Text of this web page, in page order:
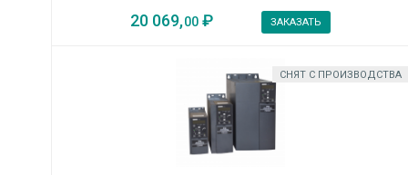
20 069,00 ₽ ЗАКАЗАТЬ
СНЯТ С ПРОИЗВОДСТВА